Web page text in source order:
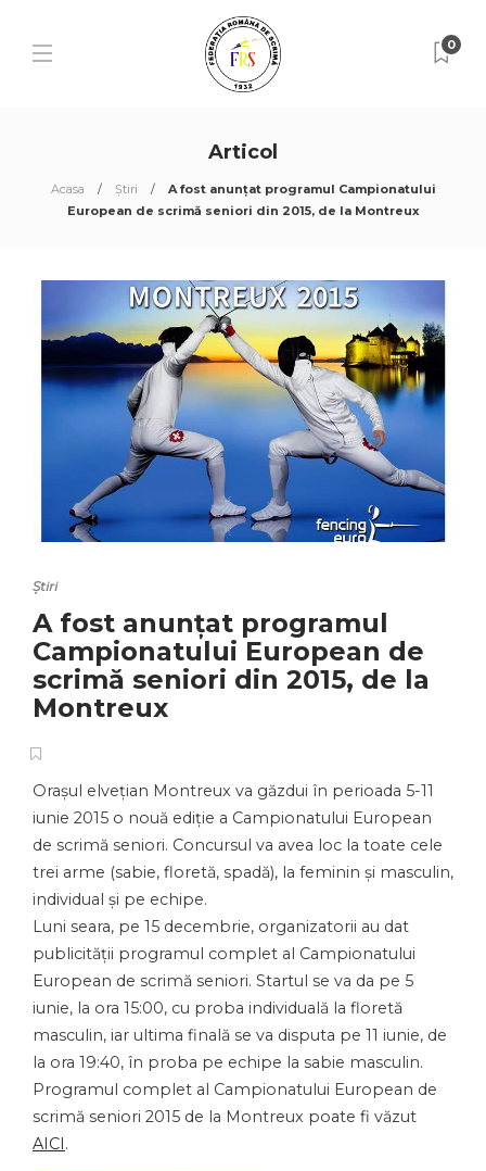
0
Articol
Acasa Știri
A fost anunțat programul Campionatului
European de scrimă seniori din 2015, de la Montreux
Știri
A fost anunțat programul
Campionatului European de
scrimă seniori din 2015, de la
Montreux
Orașul elvețian Montreux va găzdui în perioada 5-11
iunie 2015 o nouă ediție a Campionatului European
de scrimă seniori. Concursul va avea loc la toate cele
trei arme (sabie, floretă, spadă), la feminin și masculin,
individual și pe echipe.
Luni seara, pe 15 decembrie, organizatorii au dat
publicității programul complet al Campionatului
European de scrimă seniori. Startul se va da pe 5
iunie, la ora 15:00, cu proba individuală la floretă
masculin, iar ultima finală se va disputa pe 11 iunie, de
la ora 19:40, în proba pe echipe la sabie masculin.
Programul complet al Campionatului European de
scrimă seniori 2015 de la Montreux poate fi văzut
AICI.